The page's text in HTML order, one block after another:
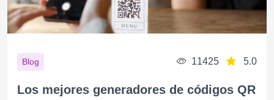
Blog 11425 5.0
Los mejores generadores de códigos QR